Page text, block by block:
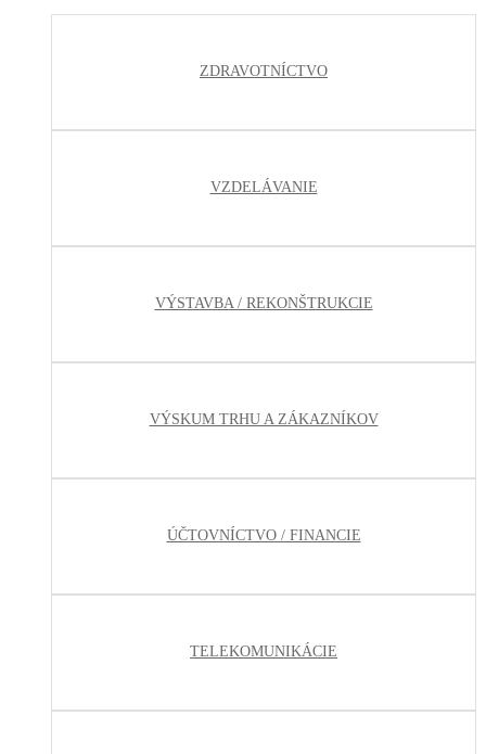
ZDRAVOTNÍCTVO
VZDELÁVANIE
VÝSTAVBA / REKONŠTRUKCIE
VÝSKUM TRHU A ZÁKAZNÍKOV
ÚČTOVNÍCTVO / FINANCIE
TELEKOMUNIKÁCIE